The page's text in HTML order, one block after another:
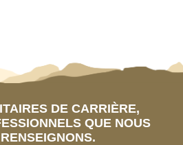
DE CARRIÈRE,
QUE NOUS